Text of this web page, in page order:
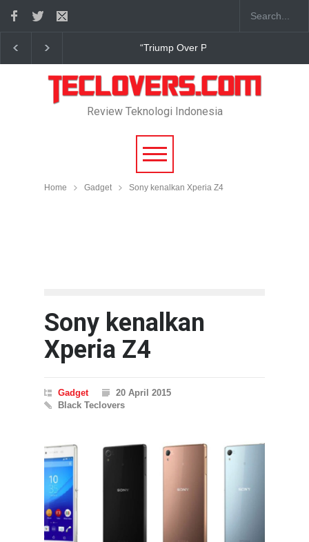
Over Pain” sudah hadir True Digital Plus janji dukung
Review Teknologi Indonesia
Home Gadget Sony kenalkan Xperia Z4
Sony kenalkan
Xperia Z4
Gadget
20 April 2015
Black Teclovers